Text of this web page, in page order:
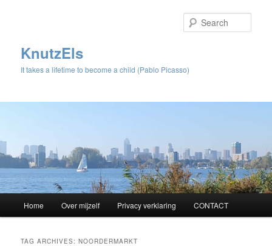
KnutzEls
It takes a lifetime to become a child (Pablo Picasso)
Skip
Skip
Home Over mijzelf Privacy verklaring CONTACT
TAG ARCHIVES:NOORDERMARKT